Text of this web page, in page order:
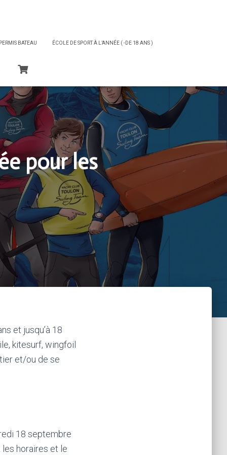
PERMIS BATEAU ÉCOLE DE SPORT À L’ANNÉE ( -DE 18 ANS )
pour les
et jusqu’à 18
kitesurf, wingfoil
et/ou de se
18 septembre
les horaires et le